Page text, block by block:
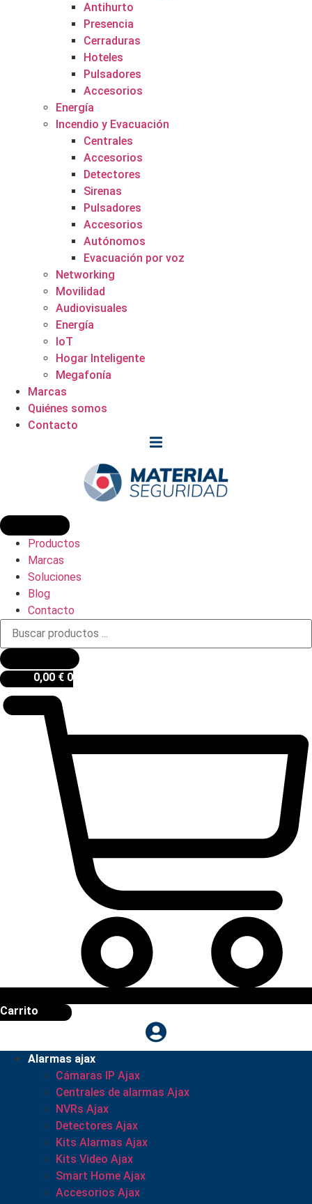
Antihurto
Presencia
Cerraduras
Hoteles
Pulsadores
Accesorios
Energía
Incendio y Evacuación
Centrales
Accesorios
Detectores
Sirenas
Pulsadores
Accesorios
Autónomos
Evacuación por voz
Networking
Movilidad
Audiovisuales
Energía
IoT
Hogar Inteligente
Megafonía
Marcas
Quiénes somos
Contacto
Productos
Marcas
Soluciones
Blog
Contacto
Búsqueda
productos
0,00 € 0
Carrito
Alarmas ajax
Cámaras IP Ajax
Centrales de alarmas Ajax
NVRs Ajax
Detectores Ajax
Kits Alarmas Ajax
Kits Video Ajax
Smart Home Ajax
Accesorios Ajax